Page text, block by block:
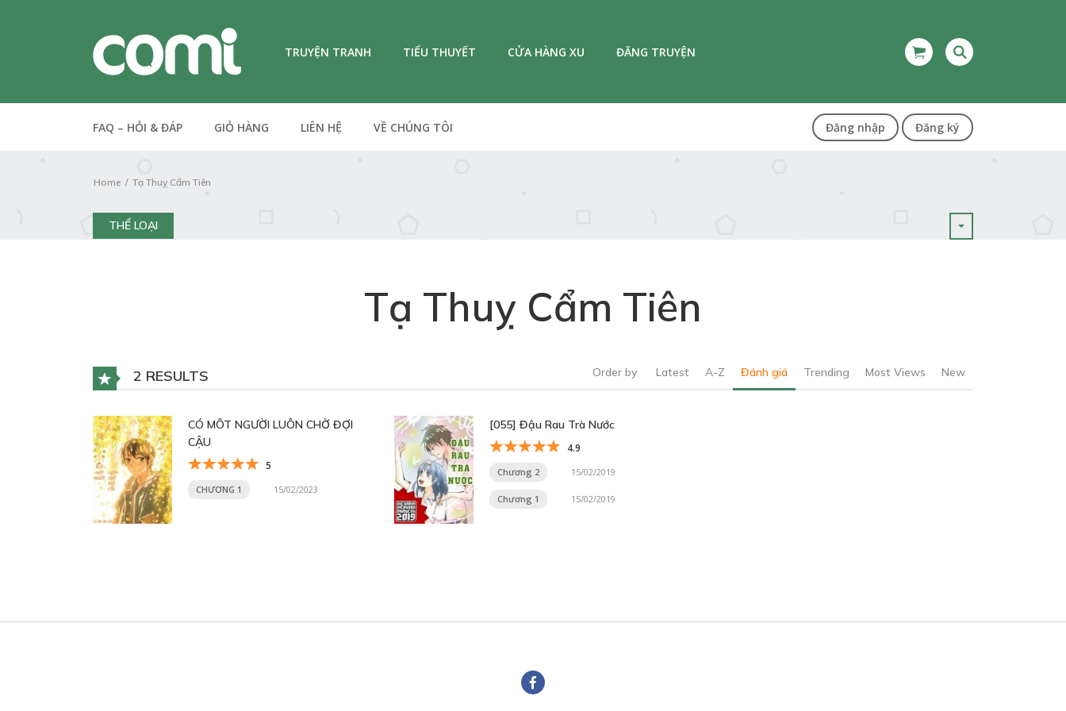
TRUYỆN TRANH TIỂU THUYẾT CỬA HÀNG XU ĐĂNG TRUYỆN
FAQ – HỎI & ĐÁP GIỎ HÀNG LIÊN HỆ VỀ CHÚNG TÔI Đăng nhập Đăng ký
Home Tạ Thuỵ Cẩm Tiên
THỂ LOẠI
Tạ Thuỵ Cẩm Tiên
2 RESULTS Order by Latest A-Z Đánh giá Trending Most Views New
CÓ MÔT NGƯỜI LUÔN CHỜ ĐỢI
CẬU
5
CHƯƠNG 1 15/02/2023
[055] Đậu Rau Trà Nước
4.9
Chương 2 15/02/2019
Chương 1 15/02/2019